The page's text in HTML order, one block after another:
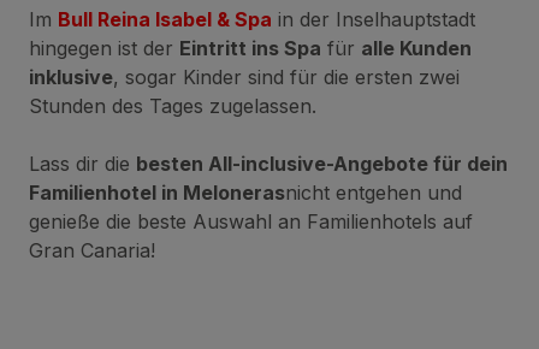
Im Bull Reina Isabel & Spa in der Inselhauptstadt
hingegen ist der Eintritt ins Spa für alle Kunden
inklusive, sogar Kinder sind für die ersten zwei
Stunden des Tages zugelassen.
Lass dir die besten All-inclusive-Angebote für dein
Familienhotel in Melonerasnicht entgehen und
genieße die beste Auswahl an Familienhotels auf
Gran Canaria!